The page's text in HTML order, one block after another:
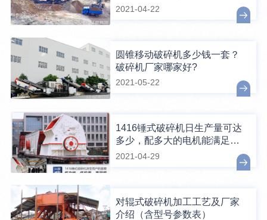
2021-04-22
圆锥移动破碎机多少钱一套？
破碎机厂家哪家好?
2021-05-22
1416锤式破碎机日生产量可达
多少，配多大的电机能满足破
碎生产需要？
2021-04-29
对辊式破碎机加工工艺及厂家
介绍（含型号参数表）